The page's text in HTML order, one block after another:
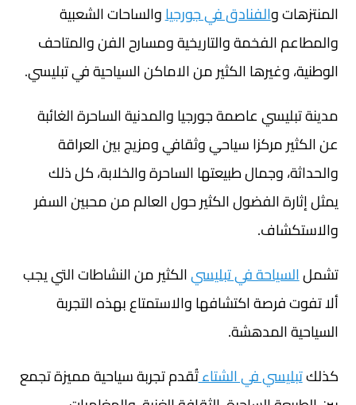
المنتزهات والفنادق في جورجياوالساحات الشعبية
والمطاعم الفخمة والتاريخية ومسارح الفن والمتاحف
الوطنية، وغيرها الكثير من الاماكن السياحية في تبليسي.
مدينة تبليسي عاصمة جورجيا والمدنية الساحرة الغائبة
عن الكثير مركزا سياحي وثقافي ومزيج بين العراقة
والحداثة، وجمال طبيعتها الساحرة والخلابة، كل ذلك
يمثل إثارة الفضول الكثير حول العالم من محبين السفر
والاستكشاف.
تشملالسياحة في تبليسيالكثير من النشاطات التي يجب
ألا تفوت فرصة اكتشافها والاستمتاع بهذه التجربة
السياحية المدهشة.
كذلكتبليسي في الشتاءتُقدم تجربة سياحية مميزة تجمع